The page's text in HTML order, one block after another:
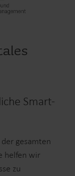
Smart-
gesamten
helfen wir
zu